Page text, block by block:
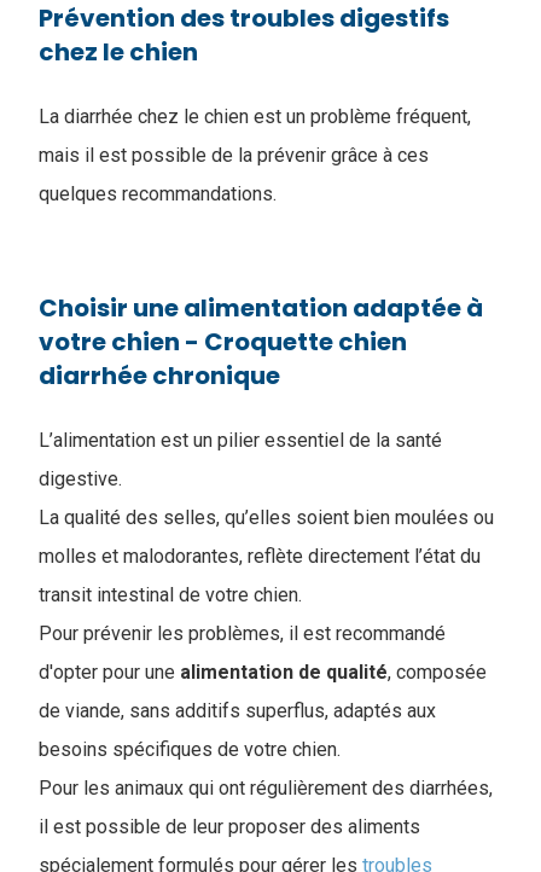
Prévention des troubles digestifs
chez le chien
La diarrhée chez le chien est un problème fréquent,
mais il est possible de la prévenir grâce à ces
quelques recommandations.
Choisir une alimentation adaptée à
votre chien - ​Croquette chien
diarrhée chronique
L’alimentation est un pilier essentiel de la santé
digestive.
La qualité des selles, qu’elles soient bien moulées ou
molles et malodorantes, reflète directement l’état du
transit intestinal de votre chien.
Pour prévenir les problèmes, il est recommandé
d'opter pour une alimentation de qualité, composée
de viande, sans additifs superflus, adaptés aux
besoins spécifiques de votre chien.
Pour les animaux qui ont régulièrement des diarrhées,
il est possible de leur proposer des aliments
spécialement formulés pour gérer les troubles